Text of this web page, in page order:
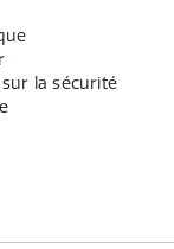
la sécurité